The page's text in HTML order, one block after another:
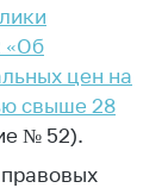
«Об
цен на
свыше 28
№ 52).